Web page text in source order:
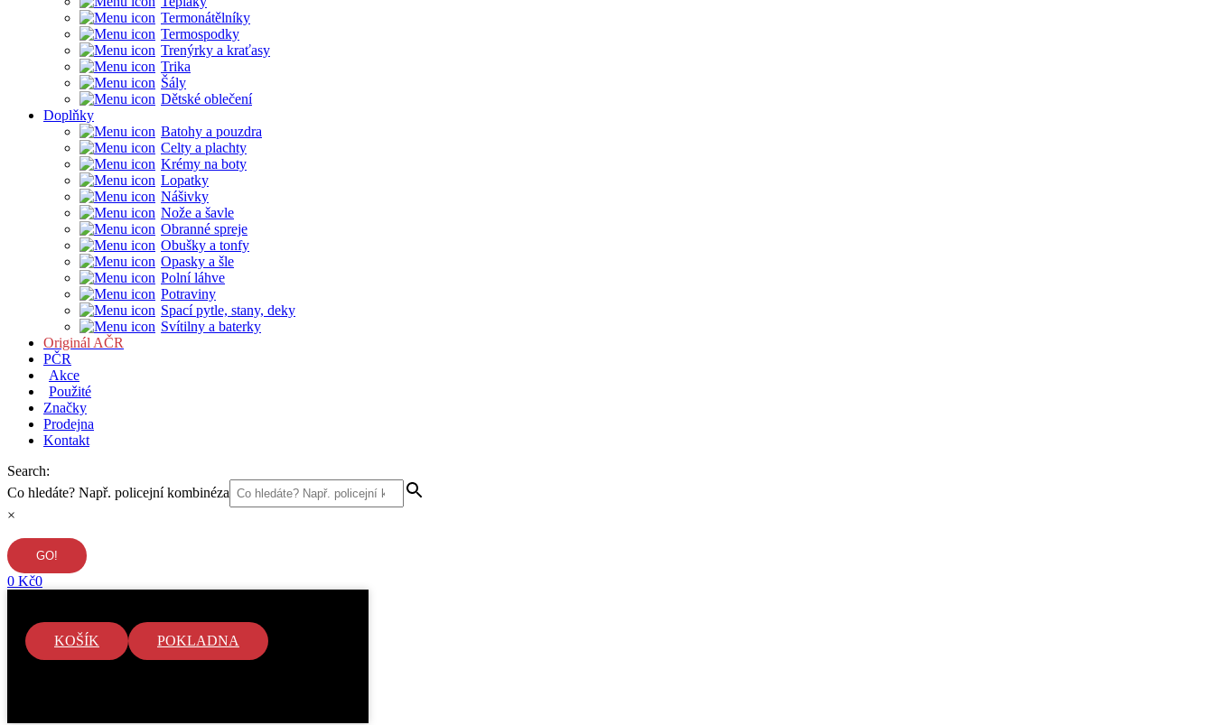
Termonátělníky
Termospodky
Trenýrky a kraťasy
Trika
Šály
Dětské oblečení
Doplňky
Batohy a pouzdra
Celty a plachty
Krémy na boty
Lopatky
Nášivky
Nože a šavle
Obranné spreje
Obušky a tonfy
Opasky a šle
Polní láhve
Potraviny
Spací pytle, stany, deky
Svítilny a baterky
Originál AČR
PČR
Akce
Použité
Značky
Prodejna
Kontakt
Search:
Co hledáte? Např. policejní kombinéza
×
0 Kč0
KOŠÍK POKLADNA